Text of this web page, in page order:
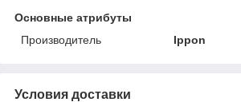
Основные атрибуты
Производитель
Ippon
Условия доставки